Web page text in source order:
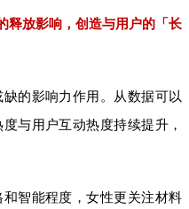
释放影响，创造与用户的「长
的影响力作用。从数据可以
与用户互动热度持续提升，
智能程度，女性更关注材料